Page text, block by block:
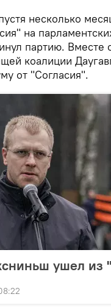
несколько
на
партию. Вместе
коалиции
от "Согласия".
ушел из